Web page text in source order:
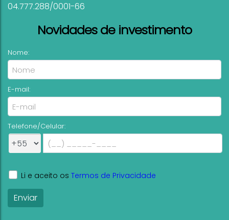
04.777.288/0001-66
Novidades de investimento
Nome:
E-mail:
Telefone/Celular:
Li e aceito os Termos de Privacidade